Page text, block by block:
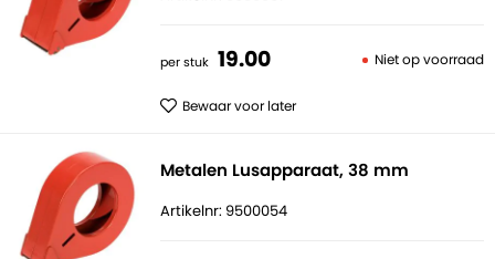
per stuk 19.00 Niet op voorraad
Bewaar voor later
Metalen Lusapparaat, 38 mm
Artikelnr: 9500054